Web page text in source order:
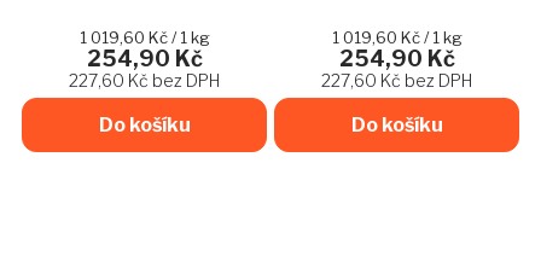
227,60 Kč bez DPH
254,90 Kč
Měrná
cena:
1 019,60 Kč / 1 kg
Do košíku
popíjení ucítíte tóny
karamelu, lískových oříšků,
čokolády a jablka.
hvězdiček.
227,60 Kč bez DPH
254,90 Kč
Měrná
cena:
1 019,60 Kč / 1 kg
Do košíku
připravíte sladké oříškové
espresso s příjemnou
ovocností i skvělý kafe z...